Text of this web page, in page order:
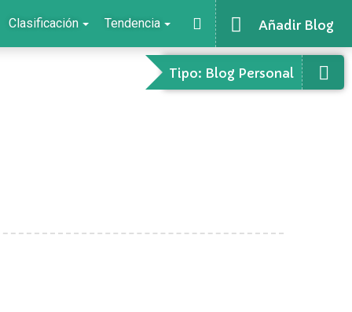
Añadir Blog
Clasificación Tendencia
Tipo: Blog Personal